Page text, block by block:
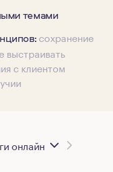
темами
сохранение
выстраивать
с клиентом
онлайн